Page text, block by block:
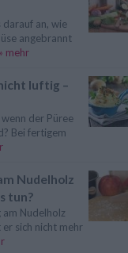
an, wie
angebrannt
» mehr
luftig –
der Püree
Bei fertigem
Nudelholz
tun?
Nudelholz
sich nicht mehr